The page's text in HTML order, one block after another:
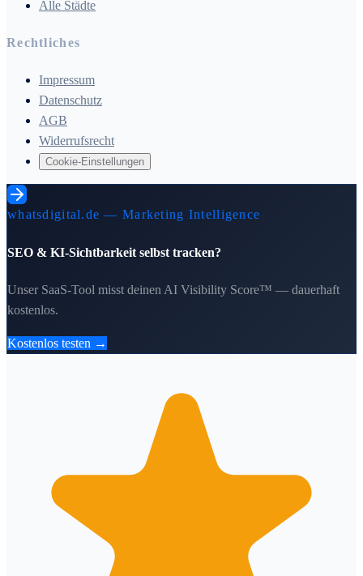
Alle Städte
Rechtliches
Impressum
Datenschutz
AGB
Widerrufsrecht
Cookie-Einstellungen
whatsdigital.de — Marketing Intelligence
SEO & KI-Sichtbarkeit selbst tracken?
Unser SaaS-Tool misst deinen AI Visibility Score™ — dauerhaft
kostenlos.
Kostenlos testen →